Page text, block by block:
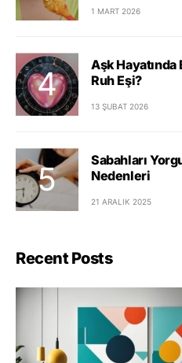
1 MART 2026
Aşk
Ruh Eşi?
13 ŞUBAT 2026
Sabahları
Nedenleri
21 ARALIK 2025
Recent Posts